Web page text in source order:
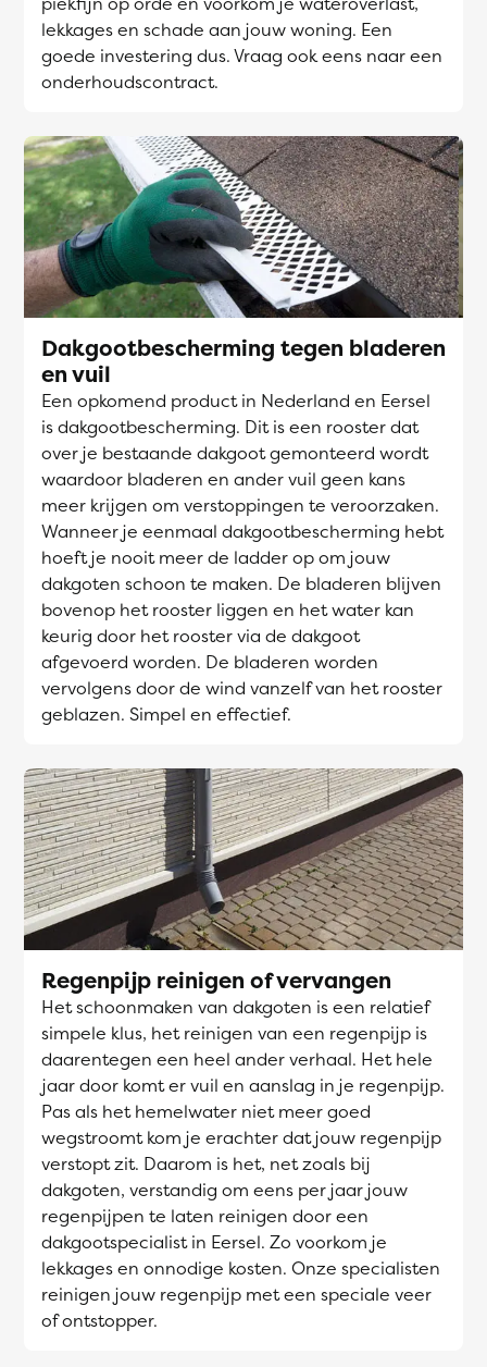
lekkages en schade aan jouw woning. Een
goede investering dus. Vraag ook eens naar een
onderhoudscontract.
Dakgootbescherming tegen bladeren
en vuil
Een opkomend product in Nederland en Eersel
is dakgootbescherming. Dit is een rooster dat
over je bestaande dakgoot gemonteerd wordt
waardoor bladeren en ander vuil geen kans
meer krijgen om verstoppingen te veroorzaken.
Wanneer je eenmaal dakgootbescherming hebt
hoeft je nooit meer de ladder op om jouw
dakgoten schoon te maken. De bladeren blijven
bovenop het rooster liggen en het water kan
keurig door het rooster via de dakgoot
afgevoerd worden. De bladeren worden
vervolgens door de wind vanzelf van het rooster
geblazen. Simpel en effectief.
Regenpijp reinigen of vervangen
Het schoonmaken van dakgoten is een relatief
simpele klus, het reinigen van een regenpijp is
daarentegen een heel ander verhaal. Het hele
jaar door komt er vuil en aanslag in je regenpijp.
Pas als het hemelwater niet meer goed
wegstroomt kom je erachter dat jouw regenpijp
verstopt zit. Daarom is het, net zoals bij
dakgoten, verstandig om eens per jaar jouw
regenpijpen te laten reinigen door een
dakgootspecialist in Eersel. Zo voorkom je
lekkages en onnodige kosten. Onze specialisten
reinigen jouw regenpijp met een speciale veer
of ontstopper.